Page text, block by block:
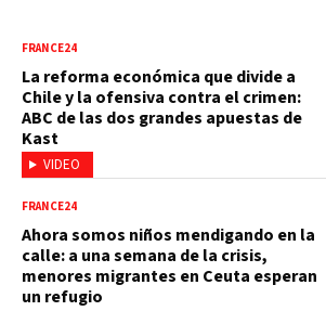
VIDEO
FRANCE24
La reforma económica que divide a
Chile y la ofensiva contra el crimen:
ABC de las dos grandes apuestas de
Kast
FRANCE24
Ahora somos niños mendigando en la
calle: a una semana de la crisis,
menores migrantes en Ceuta esperan
un refugio